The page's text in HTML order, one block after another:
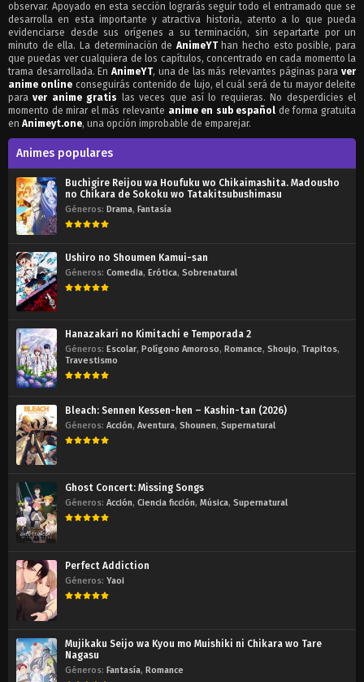
observar. Apoyado en esta sección lograrás seguir todo el entramado que se
desarrolla en esta importante y atractiva historia, atento a lo que pueda
evidenciarse desde sus orígenes a su terminación, sin separtarte por un
minuto de ella. La determinación de AnimeYThan hecho esto posible, para
que puedas ver cualquiera de los capítulos, concentrado en cada momento la
trama desarrollada. En AnimeYT, una de las más relevantes páginas paraver
anime online conseguirás contenido de lujo, el cuál será de tu mayor deleite
paraver anime gratis las veces que así lo requieras. No desperdicies el
momento de mirar el más relevante anime en sub español de forma gratuita
en Animeyt.one, una opción improbable de emparejar.
Animes populares
Buchigire Reijou wa Houfuku wo Chikaimashita. Madousho
no Chikara de Sokoku wo Tatakitsubushimasu
Géneros: Drama, Fantasía
Ushiro no Shoumen Kamui-san
Géneros: Comedia, Erótica, Sobrenatural
Hanazakari no Kimitachi e Temporada 2
Géneros: Escolar, Polígono Amoroso, Romance, Shoujo, Trapitos,
Travestismo
Bleach: Sennen Kessen-hen – Kashin-tan (2026)
Géneros: Acción, Aventura, Shounen, Supernatural
Ghost Concert: Missing Songs
Géneros: Acción, Ciencia ficción, Música, Supernatural
Perfect Addiction
Géneros: Yaoi
Mujikaku Seijo wa Kyou mo Muishiki ni Chikara wo Tare
Nagasu
Géneros: Fantasía, Romance